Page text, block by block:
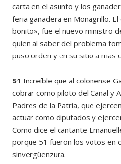
carta en el asunto y los
feria ganadera en Monagrillo.
bonito», fue el nuevo ministro
quien al saber del problema
puso orden y en su sitio a mas
51 Increíble que al colonense
cobrar como piloto del Canal y
Padres de la Patria, que
actuar como diputados y
Como dice el cantante
porque 51 fueron los votos en
sinvergüenzura.